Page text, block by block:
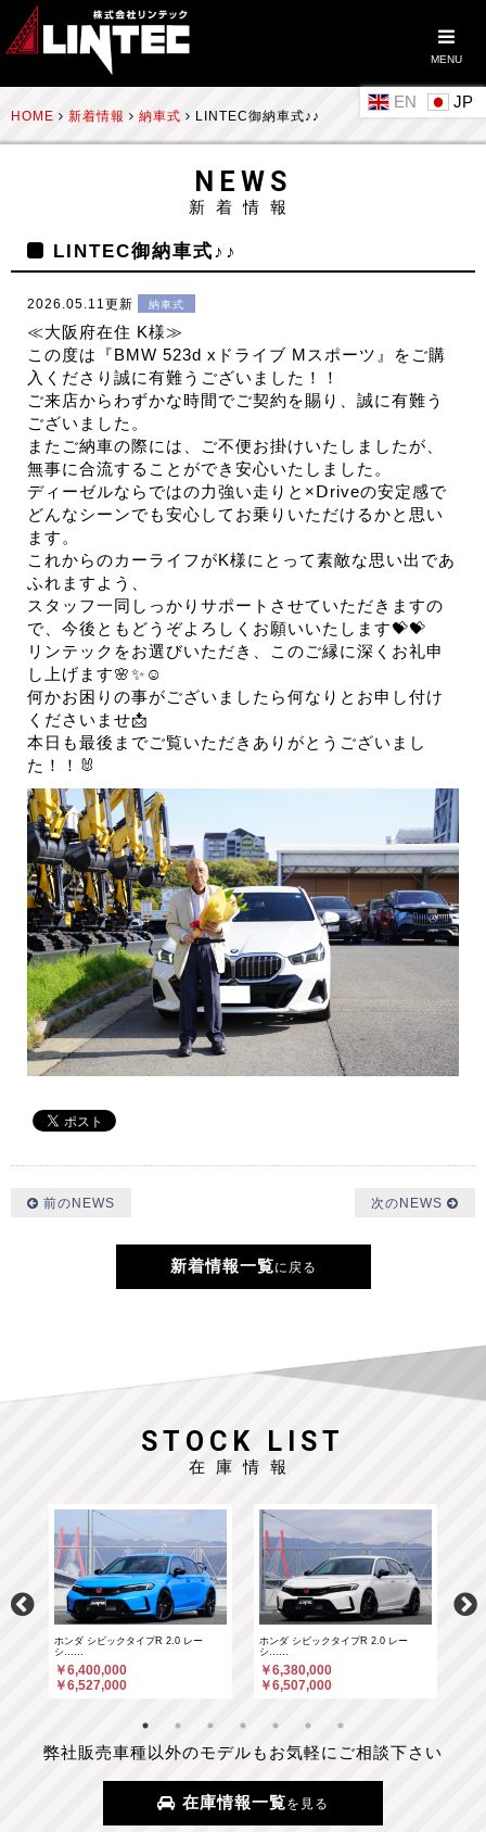
MENU
EN
HOME 新着情報 納車式 LINTEC御納車式♪♪
NEWS
新着情報
LINTEC御納車式♪♪
2026.05.11更新 納車式
≪大阪府在住 K様≫
この度は『BMW 523d xドライブ Mスポーツ』をご購
入くださり誠に有難うございました！！
ご来店からわずかな時間でご契約を賜り、誠に有難う
ございました。
またご納車の際には、ご不便お掛けいたしましたが、
無事に合流することができ安心いたしました。
ディーゼルならではの力強い走りと×Ⅾriveの安定感で
どんなシーンでも安心してお乗りいただけるかと思い
ます。
これからのカーライフがK様にとって素敵な思い出であ
ふれますよう、
スタッフ一同しっかりサポートさせていただきますの
で、今後ともどうぞよろしくお願いいたします💝💝
リンテックをお選びいただき、このご縁に深くお礼申
し上げます🌸✨☺
何かお困りの事がございましたら何なりとお申し付け
くださいませ📩
本日も最後までご覧いただきありがとうございまし
た！！🐰
前のNEWS 次のNEWS
新着情報一覧に戻る
STOCK LIST
在庫情報
ホンダ シビックタイプR 2.0 レー
シ……
￥6,400,000
￥6,527,000
ホンダ シビックタイプR 2.0 レー
シ……
￥6,380,000
￥6,507,000
弊社販売車種以外のモデルもお気軽にご相談下さい
在庫情報一覧を見る